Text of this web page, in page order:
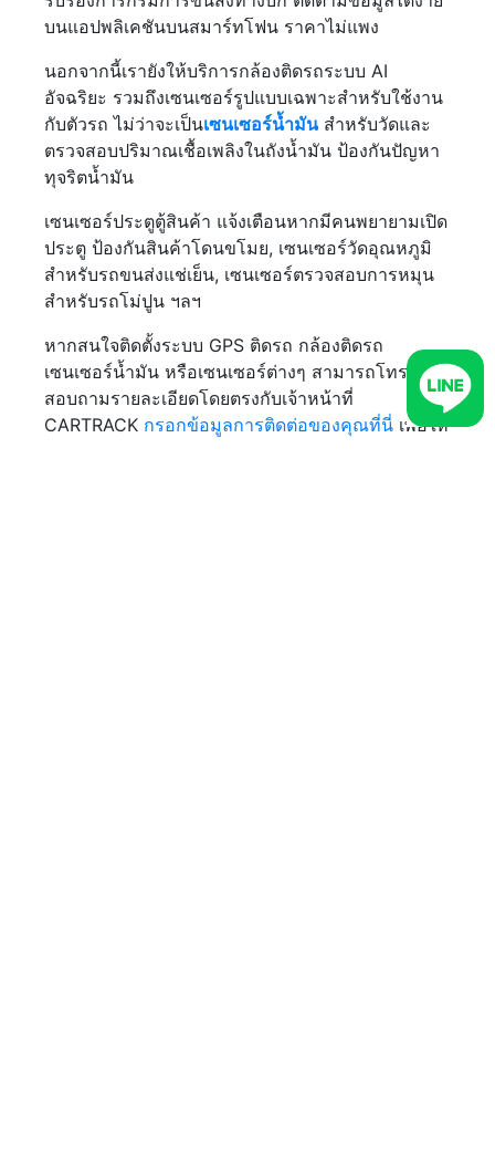
บนแอปพลิเคชันบนสมาร์ทโฟน ราคาไม่แพง
นอกจากนี้เรายังให้บริการกล้องติดรถระบบ AI
อัจฉริยะ รวมถึงเซนเซอร์รูปแบบเฉพาะสำหรับใช้งาน
กับตัวรถ ไม่ว่าจะเป็นเซนเซอร์น้ำมันสำหรับวัดและ
ตรวจสอบปริมาณเชื้อเพลิงในถังน้ำมัน ป้องกันปัญหา
ทุจริตน้ำมัน
เซนเซอร์ประตูตู้สินค้า แจ้งเตือนหากมีคนพยายามเปิด
ประตู ป้องกันสินค้าโดนขโมย, เซนเซอร์วัดอุณหภูมิ
สำหรับรถขนส่งแช่เย็น, เซนเซอร์ตรวจสอบการหมุน
สำหรับรถโม่ปูน ฯลฯ
หากสนใจติดตั้งระบบ GPS ติดรถ กล้องติดรถ
เซนเซอร์น้ำมัน หรือเซนเซอร์ต่างๆ สามารถโทร
สอบถามรายละเอียดโดยตรงกับเจ้าหน้าที่
CARTRACK กรอกข้อมูลการติดต่อของคุณที่นี่ เพื่อให้